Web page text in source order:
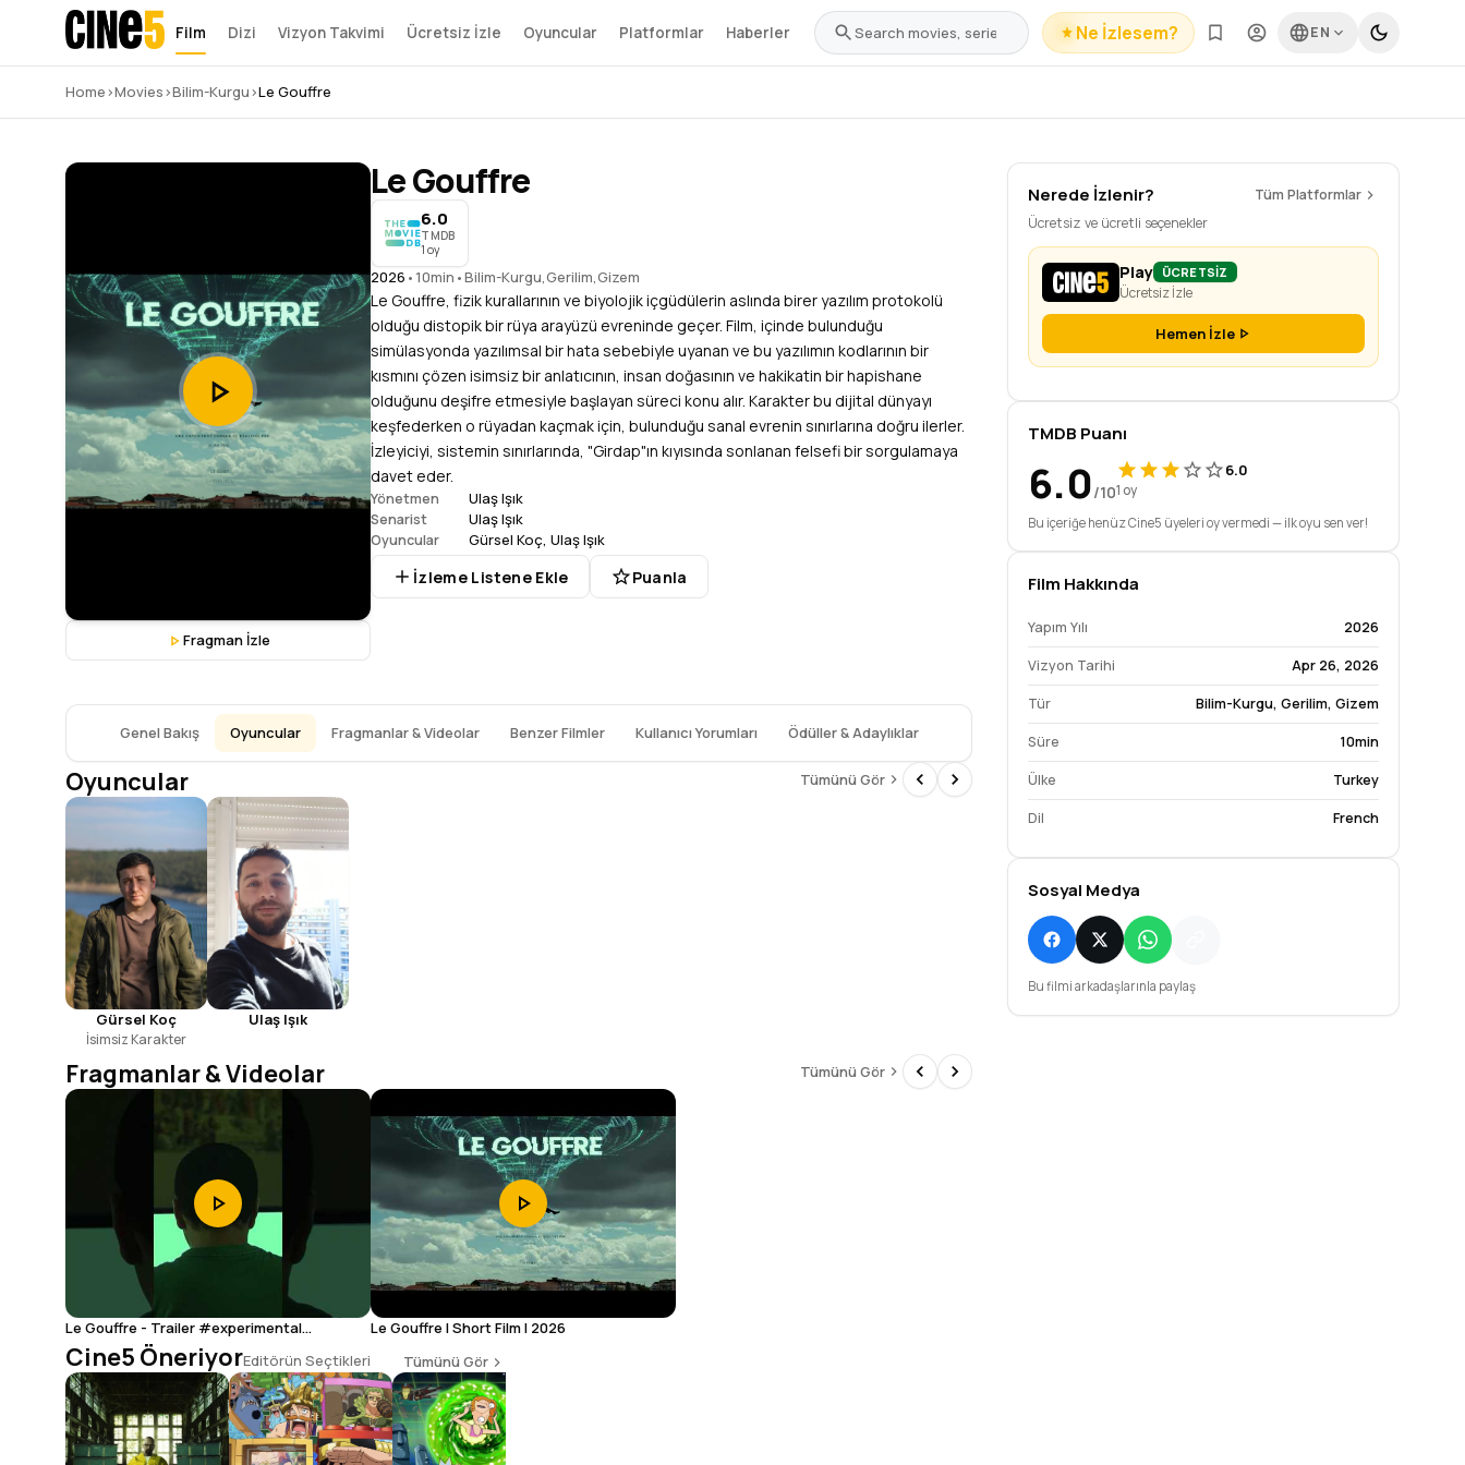
Film Dizi Vizyon Takvimi Ücretsiz İzle Oyuncular Platformlar Haberler Ne İzlesem? EN
Home›Movies›Bilim-Kurgu›Le Gouffre
Fragman İzle
Le Gouffre
6.0
TMDB
1 oy
2026 •10min •Bilim-Kurgu,Gerilim,Gizem
Le Gouffre, fizik kurallarının ve biyolojik içgüdülerin aslında birer yazılım protokolü
olduğu distopik bir rüya arayüzü evreninde geçer. Film, içinde bulunduğu
simülasyonda yazılımsal bir hata sebebiyle uyanan ve bu yazılımın kodlarının bir
kısmını çözen isimsiz bir anlatıcının, insan doğasının ve hakikatin bir hapishane
olduğunu deşifre etmesiyle başlayan süreci konu alır. Karakter bu dijital dünyayı
keşfederken o rüyadan kaçmak için, bulunduğu sanal evrenin sınırlarına doğru ilerler.
İzleyiciyi, sistemin sınırlarında, "Girdap"ın kıyısında sonlanan felsefi bir sorgulamaya
davet eder.
Yönetmen Ulaş Işık
Senarist Ulaş Işık
Oyuncular Gürsel Koç, Ulaş Işık
İzleme Listene Ekle Puanla
Nerede İzlenir?
Tüm Platformlar
Ücretsiz ve ücretli seçenekler
Play ÜCRETSİZ
Ücretsiz İzle
Hemen İzle
TMDB Puanı
6.0/10
6.0
1 oy
Bu içeriğe henüz Cine5 üyeleri oy vermedi — ilk oyu sen ver!
Film Hakkında
Yapım Yılı 2026
Vizyon Tarihi Apr 26, 2026
Tür Bilim-Kurgu, Gerilim, Gizem
Süre 10min
Ülke Turkey
Dil French
Sosyal Medya
Bu filmi arkadaşlarınla paylaş
Genel Bakış Oyuncular Fragmanlar & Videolar Benzer Filmler Kullanıcı Yorumları Ödüller & Adaylıklar
Oyuncular Tümünü Gör
Gürsel Koç
İsimsiz Karakter
Ulaş Işık
Fragmanlar & Videolar Tümünü Gör
Le Gouffre - Trailer #experimental
#simulationtheory #dystopianart
Le Gouffre I Short Film I 2026
Cine5 ÖneriyorEditörün Seçtikleri Tümünü Gör